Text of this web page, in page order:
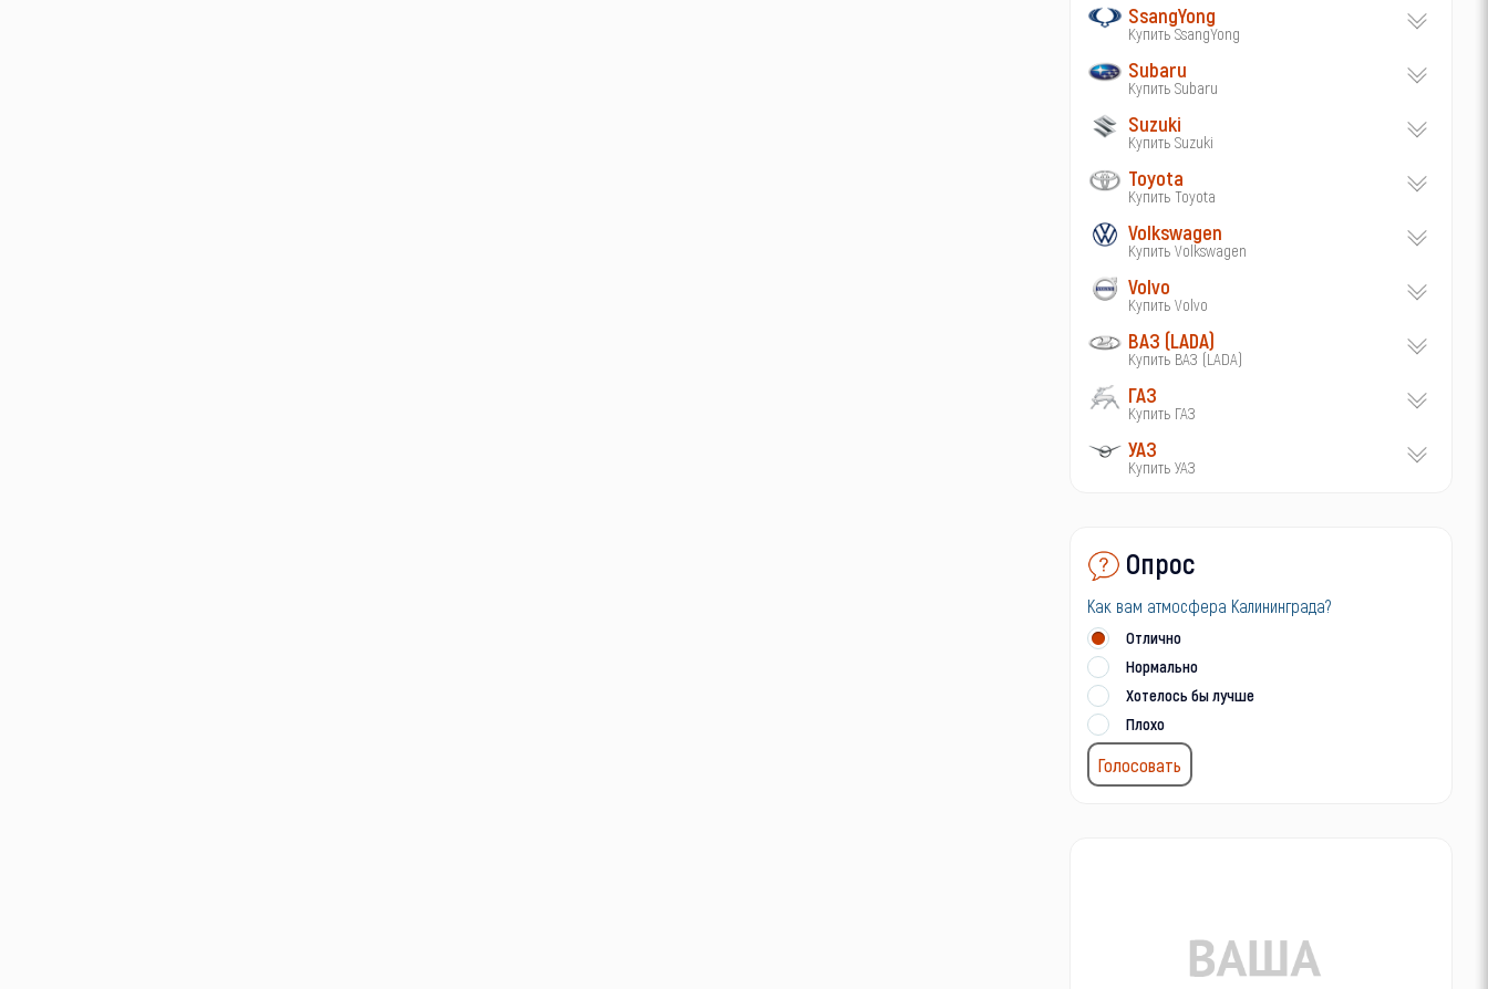
SsangYong
Купить SsangYong
Subaru
Купить Subaru
Suzuki
Купить Suzuki
Toyota
Купить Toyota
Volkswagen
Купить Volkswagen
Volvo
Купить Volvo
ВАЗ (LADA)
Купить ВАЗ (LADA)
ГАЗ
Купить ГАЗ
УАЗ
Купить УАЗ
Опрос
Как вам атмосфера Калининграда?
Отлично
Нормально
Хотелось бы лучше
Плохо